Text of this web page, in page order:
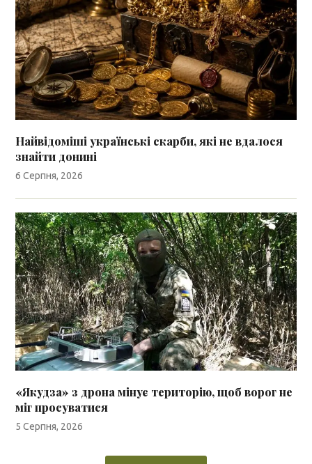
Найвідоміші українські скарби, які не вдалося
знайти донині
6 Серпня, 2026
«Якудза» з дрона мінує територію, щоб ворог не
міг просуватися
5 Серпня, 2026